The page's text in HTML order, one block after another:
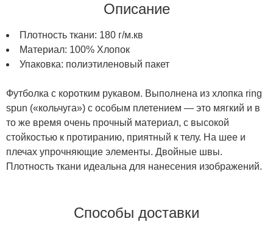
Описание
Плотность ткани: 180 г/м.кв
Материал: 100% Хлопок
Упаковка: полиэтиленовый пакет
Футболка с коротким рукавом. Выполнена из хлопка ring
spun («кольчуга») с особым плетением — это мягкий и в
то же время очень прочный материал, с высокой
стойкостью к протиранию, приятный к телу. На шее и
плечах упрочняющие элементы. Двойные швы.
Плотность ткани идеальна для нанесения изображений.
Способы доставки